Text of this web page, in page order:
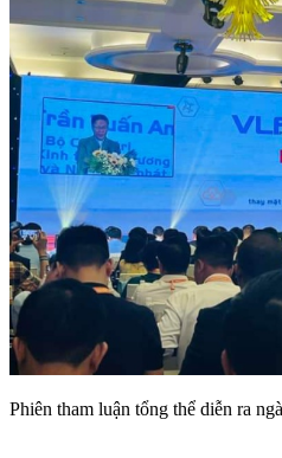
Phiên tham luận tổng thể diễn ra